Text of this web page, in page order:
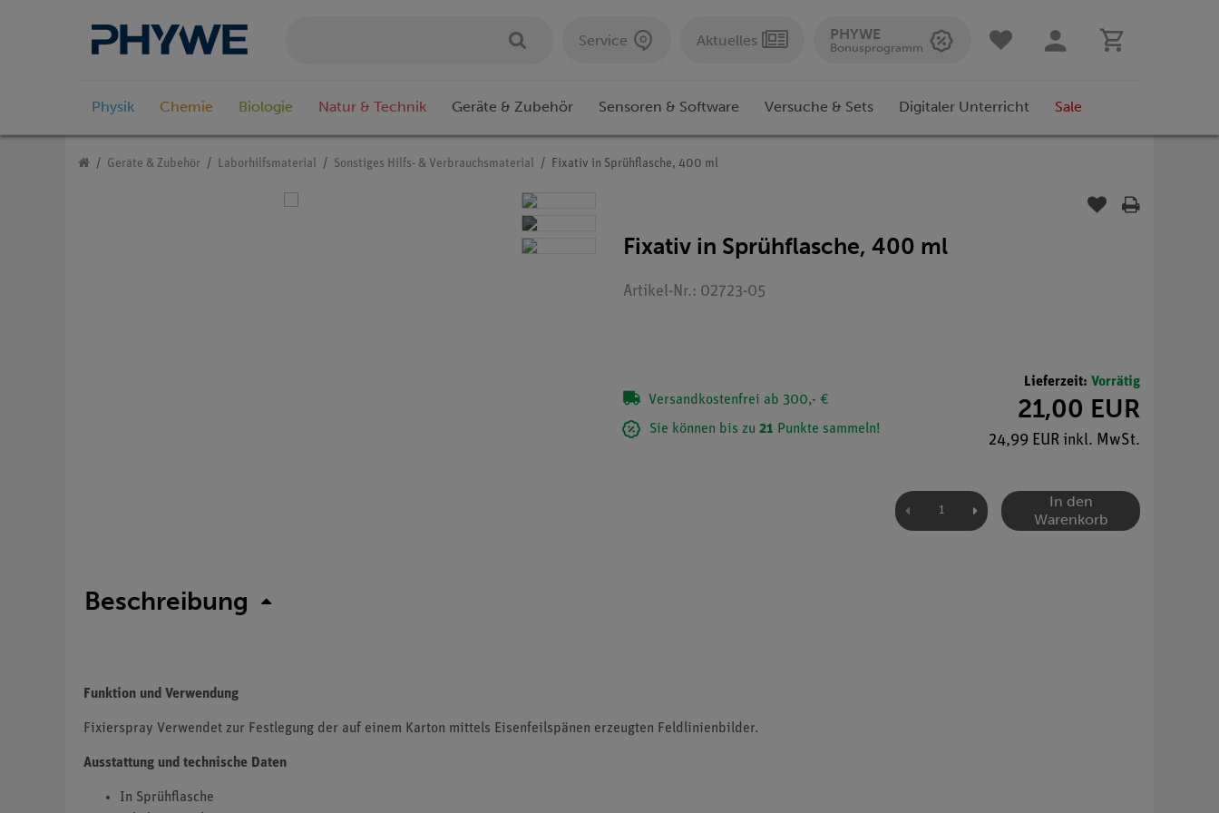
Service Aktuelles PHYWE
Bonusprogramm
Physik Chemie Biologie Natur & Technik Geräte & Zubehör Sensoren & Software Versuche & Sets Digitaler Unterricht Sale
Geräte & Zubehör Laborhilfsmaterial Sonstiges Hilfs- & Verbrauchsmaterial Fixativ in Sprühflasche, 400 ml
Fixativ in Sprühflasche, 400 ml
Artikel-Nr.: 02723-05
Versandkostenfrei ab 300,- €
Sie können bis zu 21 Punkte sammeln!
Lieferzeit: Vorrätig
21,00 EUR
24,99 EUR inkl. MwSt.
In den
Warenkorb
Beschreibung
Funktion und Verwendung
Fixierspray Verwendet zur Festlegung der auf einem Karton mittels Eisenfeilspänen erzeugten Feldlinienbilder.
Ausstattung und technische Daten
In Sprühflasche